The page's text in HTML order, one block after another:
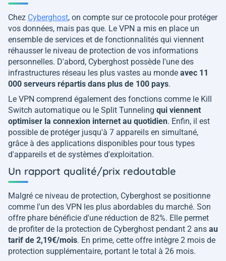
Chez Cyberghost, on compte sur ce protocole pour protéger
vos données, mais pas que. Le VPN a mis en place un
ensemble de services et de fonctionnalités qui viennent
réhausser le niveau de protection de vos informations
personnelles. D'abord, Cyberghost possède l'une des
infrastructures réseau les plus vastes au monde avec 11
000 serveurs répartis dans plus de 100 pays.
Le VPN comprend également des fonctions comme le Kill
Switch automatique ou le Split Tunneling qui viennent
optimiser la connexion internet au quotidien. Enfin, il est
possible de protéger jusqu'à 7 appareils en simultané,
grâce à des applications disponibles pour tous types
d'appareils et de systèmes d'exploitation.
Un rapport qualité/prix redoutable
Malgré ce niveau de protection, Cyberghost se positionne
comme l'un des VPN les plus abordables du marché. Son
offre phare bénéficie d'une réduction de 82%. Elle permet
de profiter de la protection de Cyberghost pendant 2 ans au
tarif de 2,19€/mois. En prime, cette offre intègre 2 mois de
protection supplémentaire, portant le total à 26 mois.